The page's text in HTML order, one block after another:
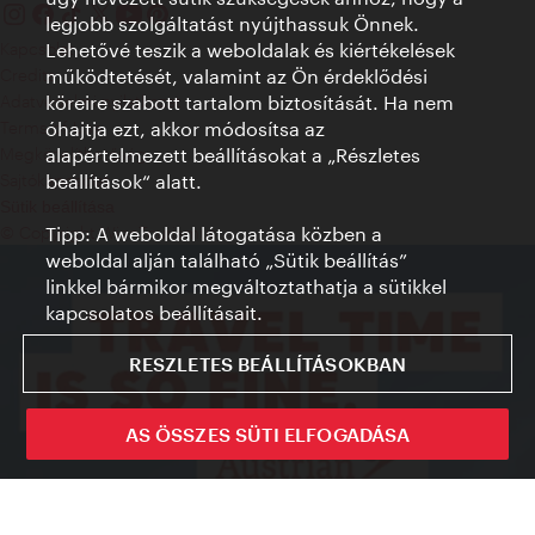
Kapcsolat
Credits
Adatvédelmi nyilatkozat
Terms of Use
Megközelíthetőség
Sajtókapcsolat
© Copyright WienTourismus
legjobb szolgáltatást nyújthassuk Önnek.
Lehetővé teszik a weboldalak és kiértékelések
működtetését, valamint az Ön érdeklődési
köreire szabott tartalom biztosítását. Ha nem
óhajtja ezt, akkor módosítsa az
alapértelmezett beállításokat a „Részletes
beállítások“ alatt.
Tipp: A weboldal látogatása közben a
weboldal alján található „Sütik beállítás”
linkkel bármikor megváltoztathatja a sütikkel
kapcsolatos beállításait.
RESZLETES BEÁLLÍTÁSOKBAN
AS ÖSSZES SÜTI ELFOGADÁSA